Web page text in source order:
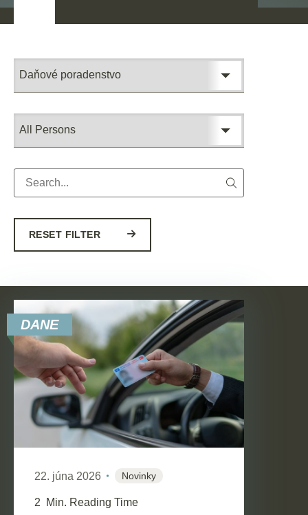
RESET FILTER
DANE
22. júna 2026 Novinky
2 Min. Reading Time